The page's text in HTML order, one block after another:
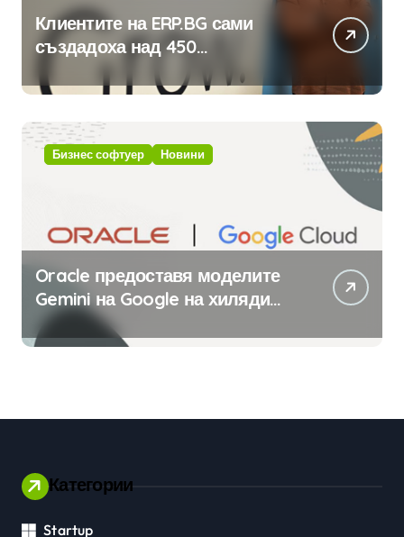
Клиентите на ERP.BG сами
създадоха над 450
приложения за ERP системата
с помощта на вградения в нея
изкуствен интелект
Бизнес софтуер Новини
Oracle предоставя моделите
Gemini на Google на хиляди
клиенти на бизнес
приложения
Категории
Startup